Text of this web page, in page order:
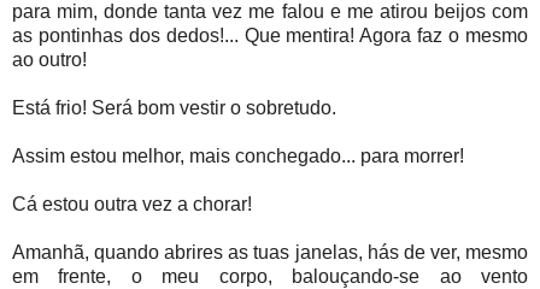
para mim, donde tanta vez me falou e me atirou beijos com
as pontinhas dos dedos!... Que mentira! Agora faz o mesmo
ao outro!
Está frio! Será bom vestir o sobretudo.
Assim estou melhor, mais conchegado... para morrer!
Cá estou outra vez a chorar!
Amanhã, quando abrires as tuas janelas, hás de ver, mesmo
em frente, o meu corpo, balouçando-se ao vento